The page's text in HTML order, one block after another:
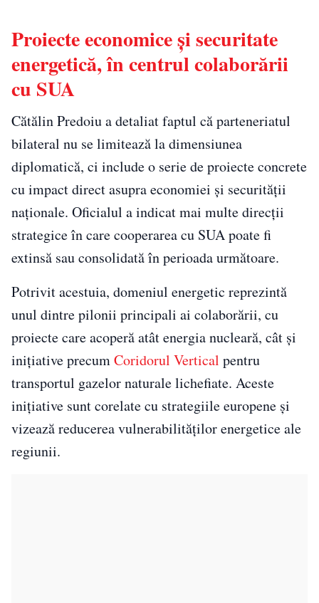
Proiecte economice și securitate
energetică, în centrul colaborării
cu SUA
Cătălin Predoiu a detaliat faptul că parteneriatul
bilateral nu se limitează la dimensiunea
diplomatică, ci include o serie de proiecte concrete
cu impact direct asupra economiei și securității
naționale. Oficialul a indicat mai multe direcții
strategice în care cooperarea cu SUA poate fi
extinsă sau consolidată în perioada următoare.
Potrivit acestuia, domeniul energetic reprezintă
unul dintre pilonii principali ai colaborării, cu
proiecte care acoperă atât energia nucleară, cât și
inițiative precumCoridorul Vertical pentru
transportul gazelor naturale lichefiate. Aceste
inițiative sunt corelate cu strategiile europene și
vizează reducerea vulnerabilităților energetice ale
regiunii.